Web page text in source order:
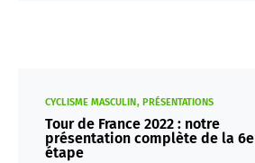
CYCLISME MASCULIN PRÉSENTATIONS
Tour de France 2022 : notre
présentation complète de la 6e
étape